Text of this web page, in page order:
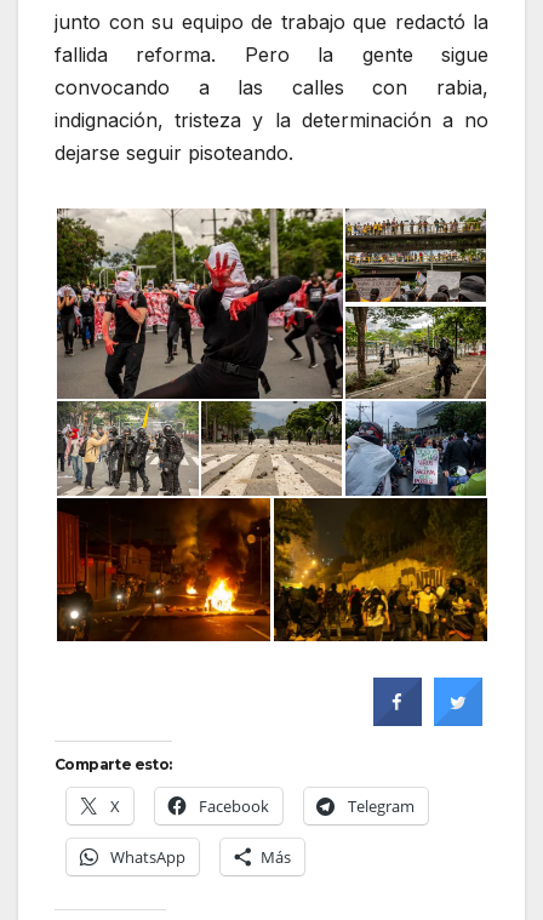
junto con su equipo de trabajo que redactó la
fallida reforma. Pero la gente sigue
convocando a las calles con rabia,
indignación, tristeza y la determinación a no
dejarse seguir pisoteando.
Comparte esto:
X Facebook Telegram
WhatsApp Más